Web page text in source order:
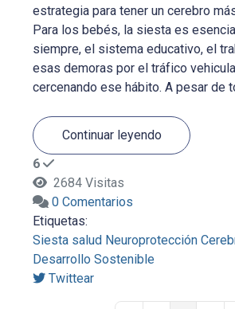
estrategia para tener un cerebro
Para los bebés, la siesta es
siempre, el sistema educativo, el
esas demoras por el tráfico
cercenando ese hábito. A pesar de
Continuar leyendo
6
2684 Visitas
0 Comentarios
Etiquetas:
Siesta salud Neuroprotección
Desarrollo Sostenible
Twittear